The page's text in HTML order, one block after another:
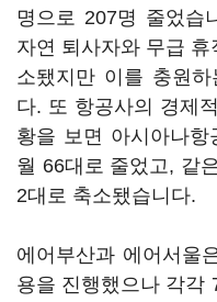
명으로 207명 줄었습
자연 퇴사자와 무급
소됐지만 이를 충원
다. 또 항공사의 경제
황을 보면 아시아나
월 66대로 줄었고, 같
2대로 축소됐습니다.
에어부산과 에어서울
용을 진행했으나 각각